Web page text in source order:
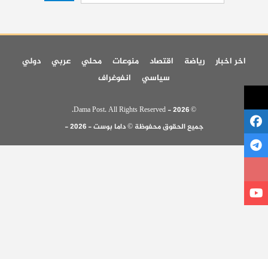
اخر اخبار رياضة اقتصاد منوعات محلي عربي
دولي
سياسي
انفوغراف
© 2026 - Dama Post. All Rights Reserved.
جميع الحقوق محفوظة © داما بوست - 2026 -